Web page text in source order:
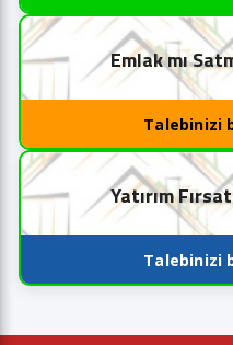
Emlak mı
Talebinizi
Yatırım
Talebinizi